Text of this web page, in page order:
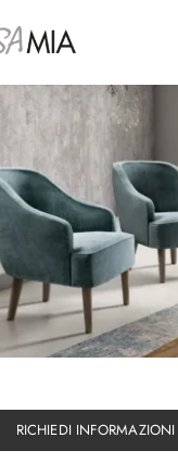
RICHIEDI INFORMAZIONI